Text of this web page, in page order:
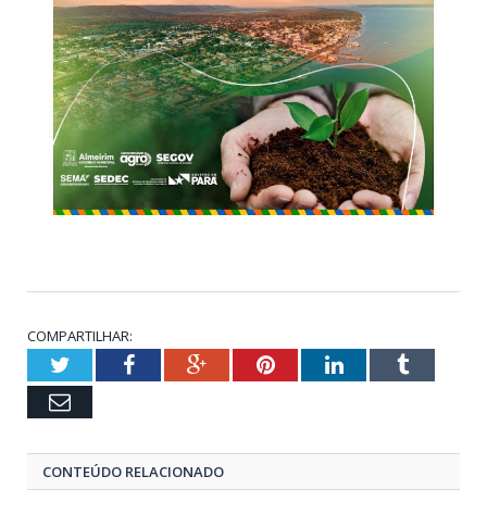
COMPARTILHAR:
TwitterFacebookGoogle+PinterestLinkedInTumblr
Email
CONTEÚDO RELACIONADO